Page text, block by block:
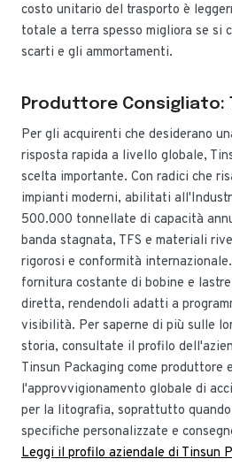
costo unitario del trasporto è
totale a terra spesso migliora se si
scarti e gli ammortamenti.
Produttore Consigliato:
Per gli acquirenti che desiderano
risposta rapida a livello globale,
scelta importante. Con radici che
impianti moderni, abilitati
500.000 tonnellate di capacità
banda stagnata, TFS e materiali
rigorosi e conformità
fornitura costante di bobine e
diretta, rendendoli adatti a
visibilità. Per saperne di più sulle
storia, consultate il profilo
Tinsun Packaging come produttore
l'approvvigionamento globale di
per la litografia, soprattutto quando
specifiche personalizzate e
Leggi il profilo aziendale di Tinsun